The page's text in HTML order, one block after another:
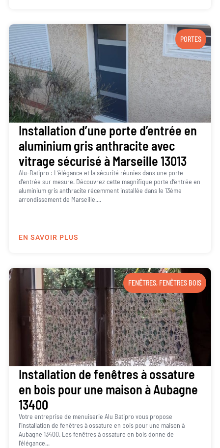
PORTES
Installation d’une porte d’entrée en
aluminium gris anthracite avec
vitrage sécurisé à Marseille 13013
Alu-Batipro : L’élégance et la sécurité réunies dans une porte
d’entrée sur mesure. Découvrez cette magnifique porte d’entrée en
aluminium gris anthracite récemment installée dans le 13ème
arrondissement de Marseille....
EN SAVOIR PLUS
FENÊTRES, FENÊTRES BOIS
Installation de fenêtres à ossature
en bois pour une maison à Aubagne
13400
Votre entreprise de menuiserie Alu Batipro vous propose
l’installation de fenêtres à ossature en bois pour une maison à
Aubagne 13400. Les fenêtres à ossature en bois donne de
l’élégance...